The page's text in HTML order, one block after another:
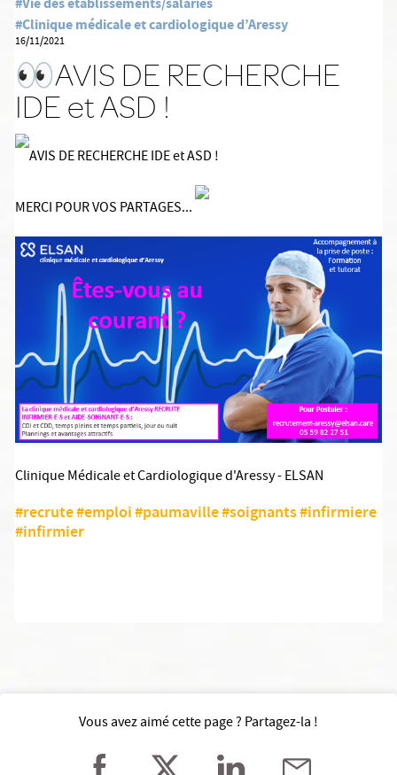
#Clinique médicale et cardiologique d’Aressy
16/11/2021
👀AVIS DE RECHERCHE
IDE et ASD !
AVIS DE RECHERCHE IDE et ASD !
MERCI POUR VOS PARTAGES...
Clinique Médicale et Cardiologique d'Aressy - ELSAN
#recrute#emploi#paumaville#soignants#infirmiere
#infirmier
Vous avez aimé cette page ? Partagez-la !